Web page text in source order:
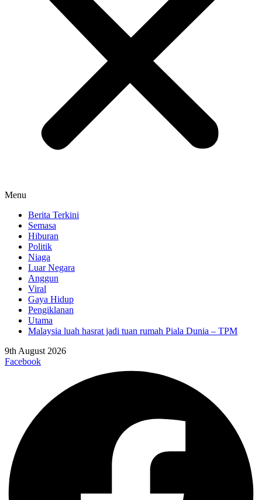
Menu
Berita Terkini
Semasa
Hiburan
Politik
Niaga
Luar Negara
Anggun
Viral
Gaya Hidup
Pengiklanan
Utama
Malaysia luah hasrat jadi tuan rumah Piala Dunia – TPM
9th August 2026
Facebook